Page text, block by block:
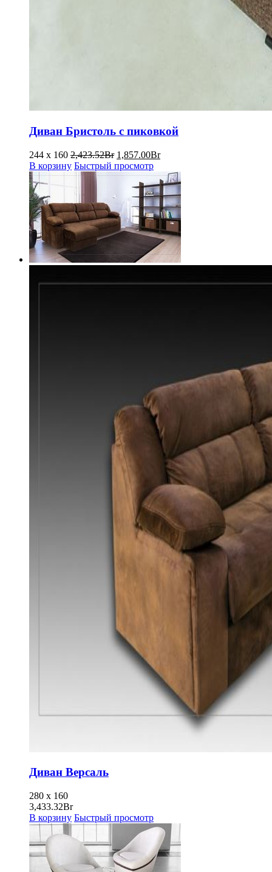
Диван Бристоль с пиковкой
244 x 160 2,423.52Br Первоначальная
цена
составляла
2,423.52Br.
1,857.00BrТекущая
1,857.00Br.
В корзину Быстрый просмотр
Диван Версаль
280 x 160
3,433.32Br
В корзину Быстрый просмотр